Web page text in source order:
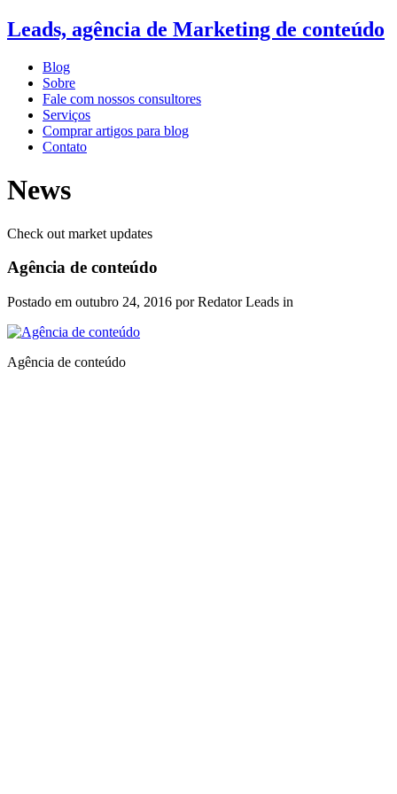
Leads, agência de Marketing de conteúdo
Blog
Sobre
Fale com nossos consultores
Serviços
Comprar artigos para blog
Contato
News
Check out market updates
Agência de conteúdo
Postado em outubro 24, 2016 por Redator Leads in
Agência de conteúdo